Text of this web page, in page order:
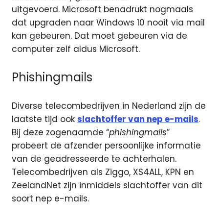
uitgevoerd. Microsoft benadrukt nogmaals
dat upgraden naar Windows 10 nooit via mail
kan gebeuren. Dat moet gebeuren via de
computer zelf aldus Microsoft.
Phishingmails
Diverse telecombedrijven in Nederland zijn de
laatste tijd ook slachtoffer van nep e-mails.
Bij deze zogenaamde “phishingmails”
probeert de afzender persoonlijke informatie
van de geadresseerde te achterhalen.
Telecombedrijven als Ziggo, XS4ALL, KPN en
ZeelandNet zijn inmiddels slachtoffer van dit
soort nep e-mails.